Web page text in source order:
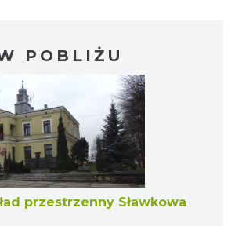
POBLIŻU
przestrzenny Sławkowa